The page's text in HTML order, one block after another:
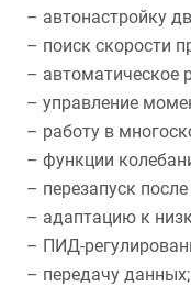
– автонастройку
– поиск скорости
– автоматическое
– управление
– работу в
– функции
– перезапуск
– адаптацию к
– ПИД-
– передачу данных;